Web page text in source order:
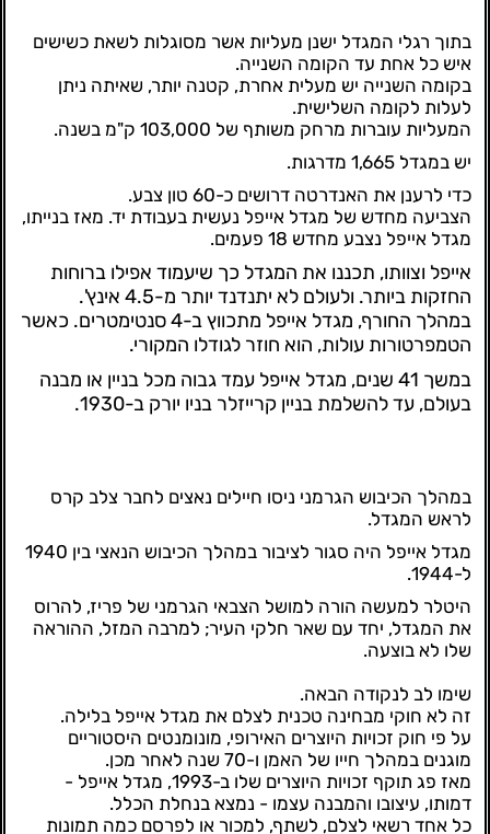
בתוך רגלי המגדל ישנן מעליות אשר מסוגלות לשאת כשישים
איש כל אחת עד הקומה השנייה.
בקומה השנייה יש מעלית אחרת, קטנה יותר, שאיתה ניתן
לעלות לקומה השלישית.
המעליות עוברות מרחק משותף של 103,000 ק"מ בשנה.
יש במגדל 1,665 מדרגות.
כדי לרענן את האנדרטה דרושים כ-60 טון צבע.
הצביעה מחדש של מגדל אייפל נעשית בעבודת יד. מאז בנייתו,
מגדל אייפל נצבע מחדש 18 פעמים.
אייפל וצוותו, תכננו את המגדל כך שיעמוד אפילו ברוחות
החזקות ביותר. ולעולם לא יתנדנד יותר מ-4.5 אינץ'.
במהלך החורף, מגדל אייפל מתכווץ ב-4 סנטימטרים. כאשר
הטמפרטורות עולות, הוא חוזר לגודלו המקורי.
במשך 41 שנים, מגדל אייפל עמד גבוה מכל בניין או מבנה
בעולם, עד להשלמת בניין קרייזלר בניו יורק ב-1930.
במהלך הכיבוש הגרמני ניסו חיילים נאצים לחבר צלב קרס
לראש המגדל.
מגדל אייפל היה סגור לציבור במהלך הכיבוש הנאצי בין 1940
ל-1944.
היטלר למעשה הורה למושל הצבאי הגרמני של פריז, להרוס
את המגדל, יחד עם שאר חלקי העיר; למרבה המזל, ההוראה
שלו לא בוצעה.
שימו לב לנקודה הבאה.
זה לא חוקי מבחינה טכנית לצלם את מגדל אייפל בלילה.
על פי חוק זכויות היוצרים האירופי, מונומנטים היסטוריים
מוגנים במהלך חייו של האמן ו-70 שנה לאחר מכן.
מאז פג תוקף זכויות היוצרים שלו ב-1993, מגדל אייפל -
דמותו, עיצובו והמבנה עצמו - נמצא בנחלת הכלל.
כל אחד רשאי לצלם, לשתף, למכור או לפרסם כמה תמונות